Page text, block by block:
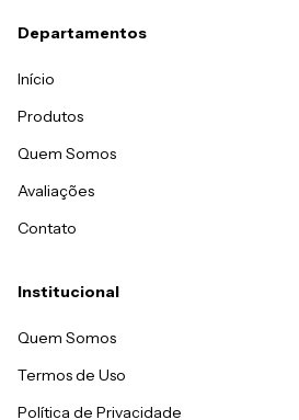
Departamentos
Início
Produtos
Quem Somos
Avaliações
Contato
Institucional
Quem Somos
Termos de Uso
Política de Privacidade